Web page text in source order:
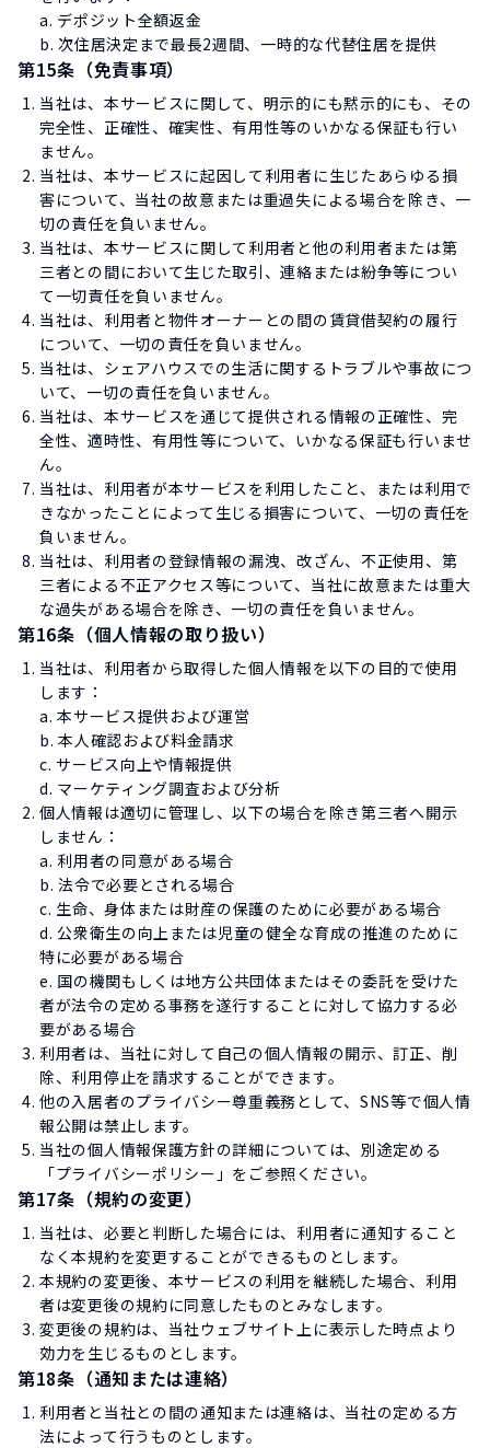
a. デポジット全額返金
b. 次住居決定まで最長2週間、一時的な代替住居を提供
第15条（免責事項）
当社は、本サービスに関して、明示的にも黙示的にも、その
完全性、正確性、確実性、有用性等のいかなる保証も行い
ません。
当社は、本サービスに起因して利用者に生じたあらゆる損
害について、当社の故意または重過失による場合を除き、一
切の責任を負いません。
当社は、本サービスに関して利用者と他の利用者または第
三者との間において生じた取引、連絡または紛争等につい
て一切責任を負いません。
当社は、利用者と物件オーナーとの間の賃貸借契約の履行
について、一切の責任を負いません。
当社は、シェアハウスでの生活に関するトラブルや事故につ
いて、一切の責任を負いません。
当社は、本サービスを通じて提供される情報の正確性、完
全性、適時性、有用性等について、いかなる保証も行いませ
ん。
当社は、利用者が本サービスを利用したこと、または利用で
きなかったことによって生じる損害について、一切の責任を
負いません。
当社は、利用者の登録情報の漏洩、改ざん、不正使用、第
三者による不正アクセス等について、当社に故意または重大
な過失がある場合を除き、一切の責任を負いません。
第16条（個人情報の取り扱い）
当社は、利用者から取得した個人情報を以下の目的で使用
します：
a. 本サービス提供および運営
b. 本人確認および料金請求
c. サービス向上や情報提供
d. マーケティング調査および分析
個人情報は適切に管理し、以下の場合を除き第三者へ開示
しません：
a. 利用者の同意がある場合
b. 法令で必要とされる場合
c. 生命、身体または財産の保護のために必要がある場合
d. 公衆衛生の向上または児童の健全な育成の推進のために
特に必要がある場合
e. 国の機関もしくは地方公共団体またはその委託を受けた
者が法令の定める事務を遂行することに対して協力する必
要がある場合
利用者は、当社に対して自己の個人情報の開示、訂正、削
除、利用停止を請求することができます。
他の入居者のプライバシー尊重義務として、SNS等で個人情
報公開は禁止します。
当社の個人情報保護方針の詳細については、別途定める
「プライバシーポリシー」をご参照ください。
第17条（規約の変更）
当社は、必要と判断した場合には、利用者に通知すること
なく本規約を変更することができるものとします。
本規約の変更後、本サービスの利用を継続した場合、利用
者は変更後の規約に同意したものとみなします。
変更後の規約は、当社ウェブサイト上に表示した時点より
効力を生じるものとします。
第18条（通知または連絡）
利用者と当社との間の通知または連絡は、当社の定める方
法によって行うものとします。